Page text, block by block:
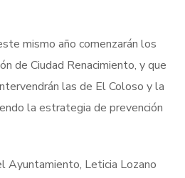
mismo año comenzarán los
de Ciudad Renacimiento, y que
las de El Coloso y la
la estrategia de prevención
Ayuntamiento, Leticia Lozano